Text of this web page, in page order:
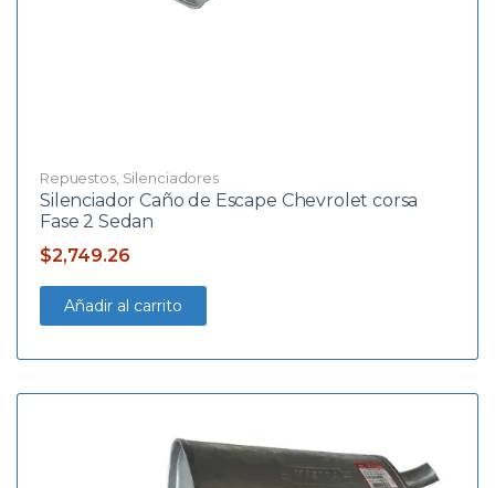
Repuestos, Silenciadores
Silenciador Caño de Escape Chevrolet corsa
Fase 2 Sedan
$2,749.26
Añadir al carrito